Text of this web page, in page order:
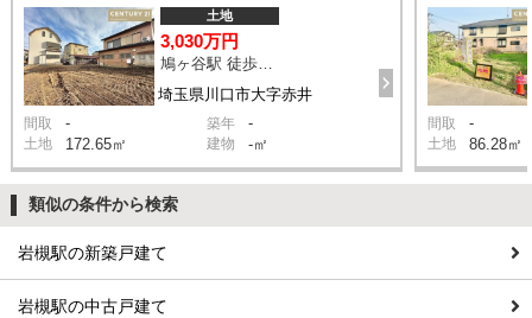
埼玉県川口市大字赤井
土地
3,030万円
鳩ヶ谷駅 徒歩22分
間取 - 築年 -
土地 172.65㎡ 建物 -㎡
間取 -
土地 86.28㎡
類似の条件から検索
岩槻駅の新築戸建て
岩槻駅の中古戸建て